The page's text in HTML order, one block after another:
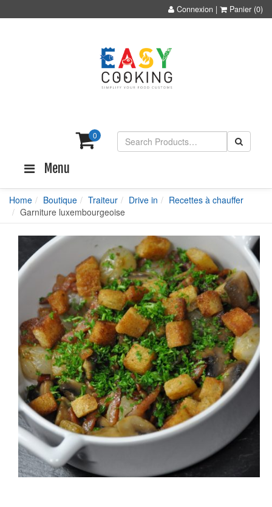
Connexion | Panier (0)
0
Menu
Home Boutique Traiteur Drive in
Recettes à chauffer
Garniture luxembourgeoise